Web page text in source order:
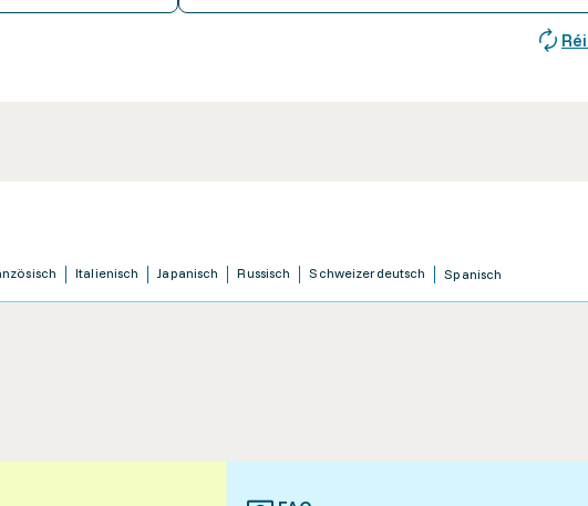
Italienisch Japanisch Russisch Schweizerdeutsch Spanisch